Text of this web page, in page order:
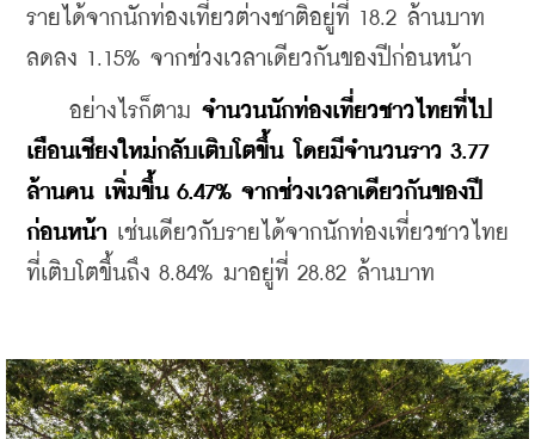
รายได้จากนักท่องเที่ยวต่างชาติอยู่ที่ 18.2 ล้านบาท
ลดลง 1.15% จากช่วงเวลาเดียวกันของปีก่อนหน้า
อย่างไรก็ตาม จำนวนนักท่องเที่ยวชาวไทยที่ไป
เยือนเชียงใหม่กลับเติบโตขึ้น โดยมีจำนวนราว 3.77
ล้านคน เพิ่มขึ้น 6.47% จากช่วงเวลาเดียวกันของปี
ก่อนหน้า เช่นเดียวกับรายได้จากนักท่องเที่ยวชาวไทย
ที่เติบโตขึ้นถึง 8.84% มาอยู่ที่ 28.82 ล้านบาท